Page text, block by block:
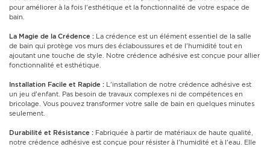
pour améliorer à la fois l'esthétique et la fonctionnalité de votre espace de
bain.
La Magie de la Crédence : La crédence est un élément essentiel de la salle
de bain qui protège vos murs des éclaboussures et de l'humidité tout en
ajoutant une touche de style. Notre crédence adhésive est conçue pour allier
fonctionnalité et esthétique.
Installation Facile et Rapide : L'installation de notre crédence adhésive est
un jeu d'enfant. Pas besoin de travaux complexes ni de compétences en
bricolage. Vous pouvez transformer votre salle de bain en quelques minutes
seulement.
Durabilité et Résistance : Fabriquée à partir de matériaux de haute qualité,
notre crédence adhésive est conçue pour résister à l'humidité et à l'eau. Elle